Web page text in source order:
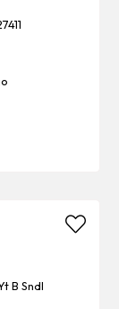
B Sndl